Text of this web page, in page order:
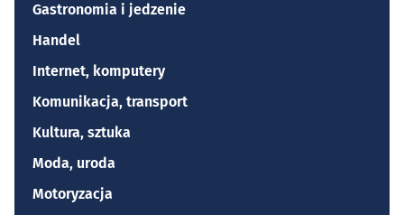
Gastronomia i jedzenie
Handel
Internet, komputery
Komunikacja, transport
Kultura, sztuka
Moda, uroda
Motoryzacja